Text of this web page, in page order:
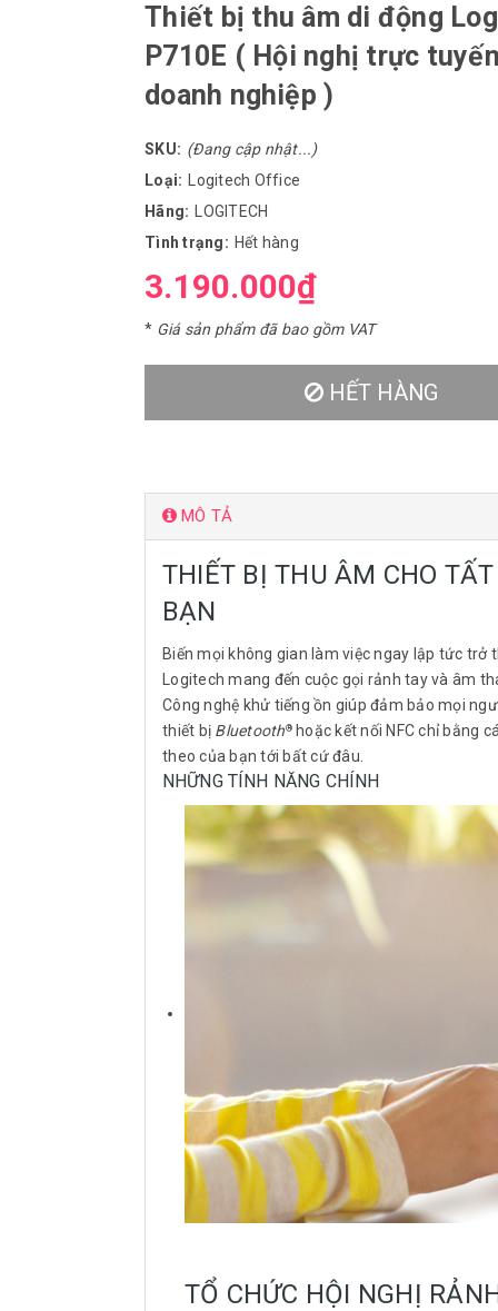
Thiết bị thu âm di động
P710E ( Hội nghị trực
doanh nghiệp )
SKU: (Đang cập nhật...)
Loại:
Logitech Office
Hãng:
LOGITECH
Tình trạng: Hết hàng
3.190.000₫
* Giá sản phẩm đã bao gồm VAT
HẾT HÀNG
MÔ TẢ
THIẾT BỊ THU ÂM CHO
BẠN
Biến mọi không gian làm việc ngay lập tức
Logitech mang đến cuộc gọi rảnh tay và âm
Công nghệ khử tiếng ồn giúp đảm bảo mọi
thiết bị Bluetooth®hoặc kết nối NFC chỉ bằng
theo của bạn tới bất cứ đâu.
NHỮNG TÍNH NĂNG CHÍNH
TỔ CHỨC HỘI NGHỊ